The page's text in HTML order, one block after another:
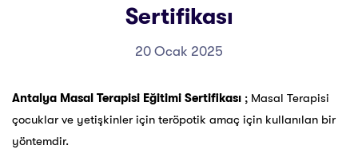
Sertifikası
20 Ocak 2025
Antalya Masal Terapisi Eğitimi Sertifikası ; Masal Terapisi
çocuklar ve yetişkinler için teröpotik amaç için kullanılan bir
yöntemdir.